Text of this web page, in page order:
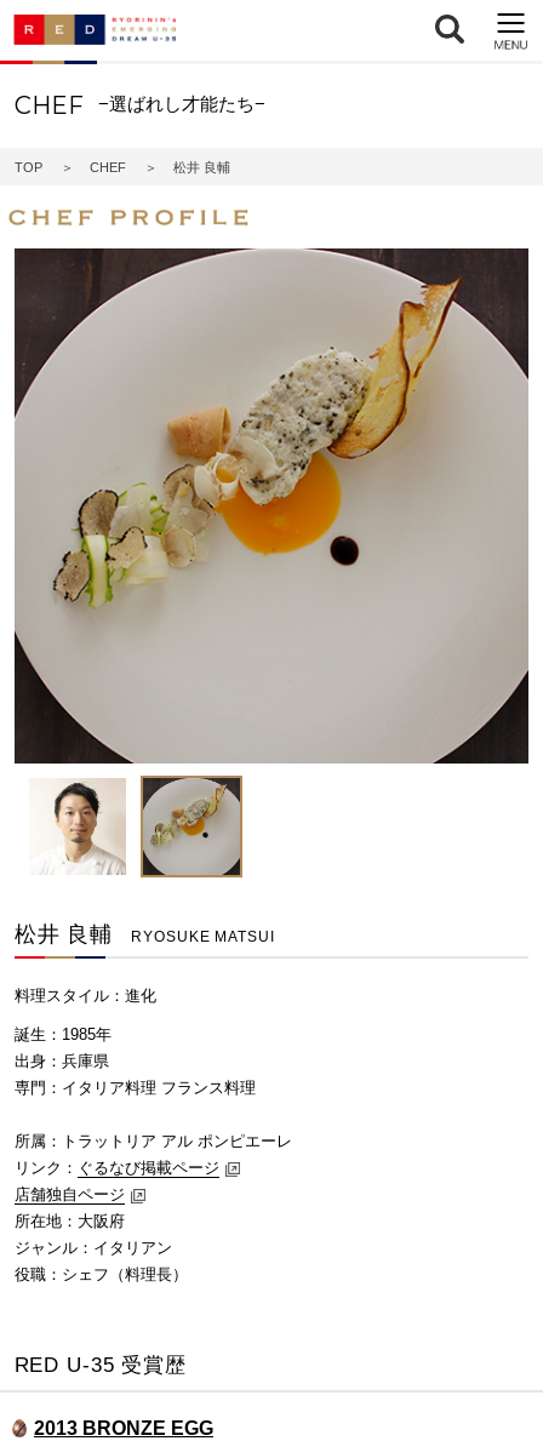
CHEF −選ばれし才能たち−
TOP CHEF 松井 良輔
松井 良輔 RYOSUKE MATSUI
料理スタイル： 進化
誕生：1985年
出身：兵庫県
専門：イタリア料理 フランス料理
所属：トラットリア アル ポンピエーレ
リンク： ぐるなび掲載ページ
店舗独自ページ
所在地：大阪府
ジャンル：イタリアン
役職：シェフ（料理長）
RED U-35 受賞歴
2013 BRONZE EGG